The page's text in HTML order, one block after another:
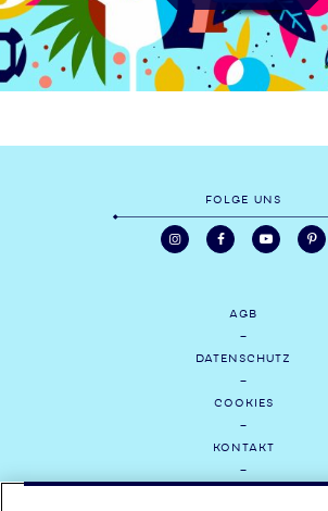
FOLGE UNS
AGB
DATENSCHUTZ
COOKIES
KONTAKT